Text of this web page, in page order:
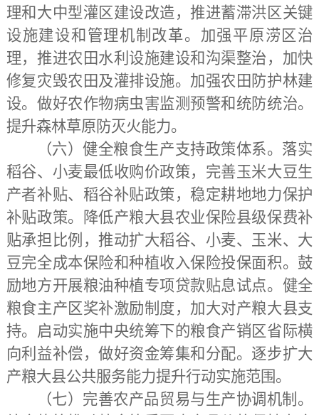
理和大中型灌区建设改造，推进蓄滞洪区关键
设施建设和管理机制改革。加强平原涝区治
理，推进农田水利设施建设和沟渠整治，加快
修复灾毁农田及灌排设施。加强农田防护林建
设。做好农作物病虫害监测预警和统防统治。
提升森林草原防灭火能力。
（六）健全粮食生产支持政策体系。 落实
稻谷、小麦最低收购价政策，完善玉米大豆生
产者补贴、稻谷补贴政策，稳定耕地地力保护
补贴政策。降低产粮大县农业保险县级保费补
贴承担比例，推动扩大稻谷、小麦、玉米、大
豆完全成本保险和种植收入保险投保面积。鼓
励地方开展粮油种植专项贷款贴息试点。健全
粮食主产区奖补激励制度，加大对产粮大县支
持。启动实施中央统筹下的粮食产销区省际横
向利益补偿，做好资金筹集和分配。逐步扩大
产粮大县公共服务能力提升行动实施范围。
（七）完善农产品贸易与生产协调机制。